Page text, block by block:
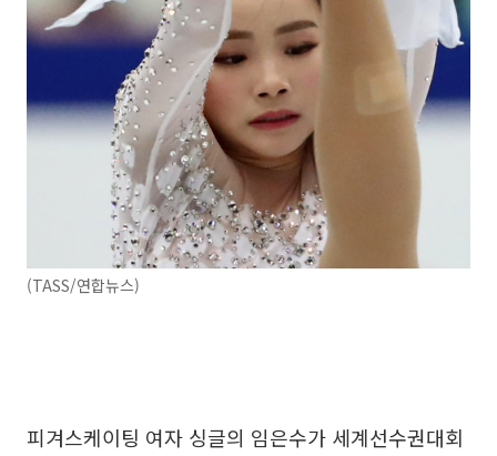
(TASS/연합뉴스)
피겨스케이팅 여자 싱글의 임은수가 세계선수권대회